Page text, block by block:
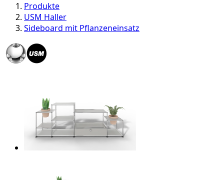
Produkte
USM Haller
Sideboard mit Pflanzeneinsatz